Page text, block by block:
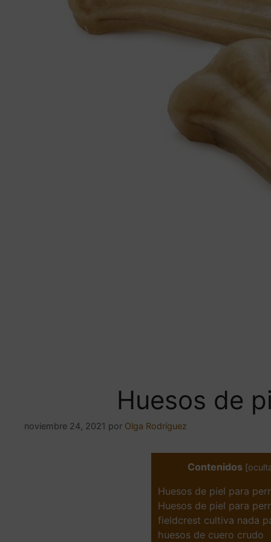
Huesos de
noviembre 24, 2021 por Olga Rodríguez
Contenidos [
Huesos de piel para
Huesos de piel para
fieldcrest cultiva nada
huesos de cuero crudo